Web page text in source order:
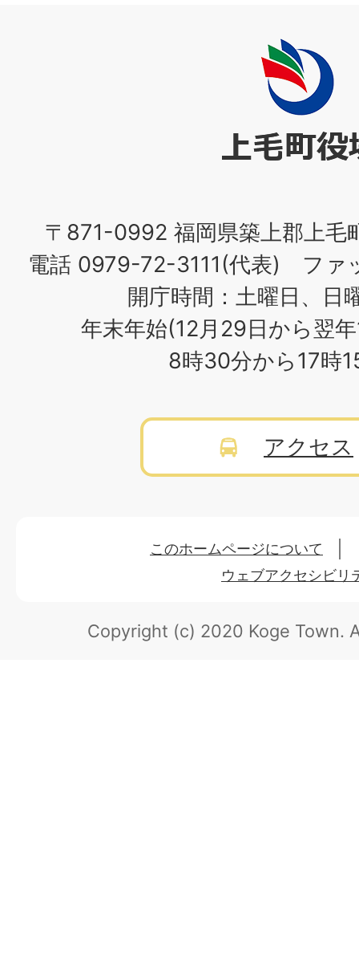
〒871-0992 福岡県築上郡上毛
電話 0979-72-3111(代表) ファ
開庁時間：土曜日、日
年末年始(12月29日から翌
8時30分から17時
アクセス
このホームページについて
ウェブアクセシビリ
Copyright (c) 2020 Koge Town.